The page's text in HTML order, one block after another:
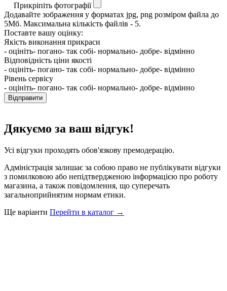
Прикріпіть фотографії
Додавайте зображення у форматах jpg, png розміром файла до
5Мб. Максимальна кількість файлів - 5.
Поставте вашу оцінку:
Якість виконання прикраси
- оцініть- погано- так собі- нормально- добре- відмінно
Відповідність ціни якості
- оцініть- погано- так собі- нормально- добре- відмінно
Рівень сервісу
- оцініть- погано- так собі- нормально- добре- відмінно
Відправити
Дякуємо за ваш відгук!
Усі відгуки проходять обов'язкову премодерацію.
Адміністрація залишає за собою право не публікувати відгуки
з помилковою або непідтвердженою інформацією про роботу
магазина, а також повідомлення, що суперечать
загальноприйнятим нормам етики.
Ще варіанти Перейти в каталог →